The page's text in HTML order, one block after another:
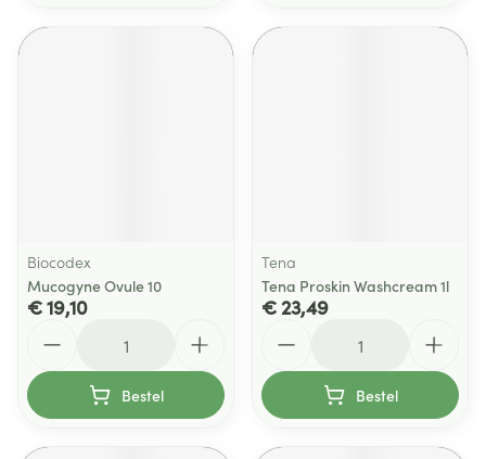
Biocodex
Mucogyne Ovule 10
€ 19,10
Bestel
Tena
Tena Proskin Washcream 1l
€ 23,49
Bestel